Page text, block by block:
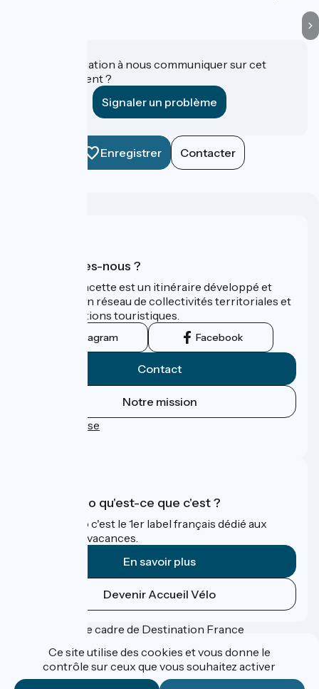
Une information à nous communiquer sur cet
établissement ?
Signaler un problème
Enregistrer Contacter
Qui sommes-nous ?
La Vélo Francette est un itinéraire développé et
promu par un réseau de collectivités territoriales et
leurs institutions touristiques.
Instagram Facebook
Contact
Notre mission
Espace Presse
Accueil Vélo qu'est-ce que c'est ?
Accueil Vélo c'est le 1er label français dédié aux
cyclistes en vacances.
En savoir plus
Devenir Accueil Vélo
Financé dans le cadre de Destination France
Ce site utilise des cookies et vous donne le
contrôle sur ceux que vous souhaitez activer